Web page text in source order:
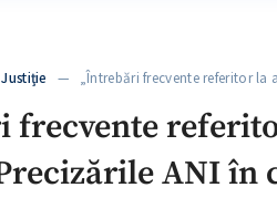
Justiție — „Întrebări frecvente referitor la
frecvente
ANI